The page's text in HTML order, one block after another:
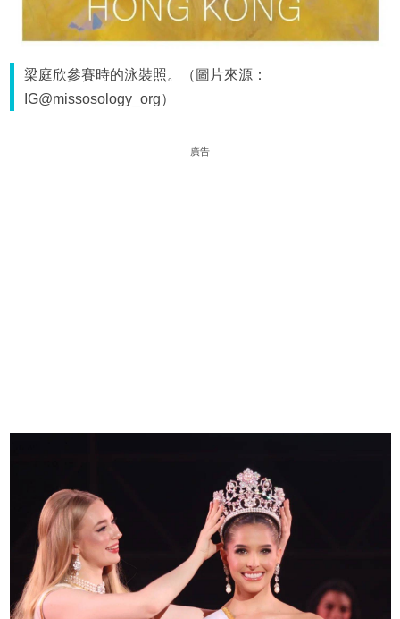
梁庭欣參賽時的泳裝照。（圖片來源：
IG@missosology_org）
廣告